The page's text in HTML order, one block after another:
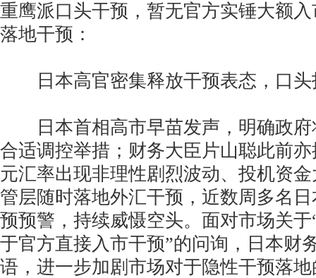
重鹰派口头干预，暂无官方实锤大额
落地干预：
日本高官密集释放干预表态，口头
日本首相高市早苗发声，明确政府
合适调控举措；财务大臣片山聪此前
元汇率出现非理性剧烈波动、投机资
管层随时落地外汇干预，近数周多名
预预警，持续威慑空头。面对市场关
于官方直接入市干预”的问询，日本财
语，进一步加剧市场对于隐性干预落